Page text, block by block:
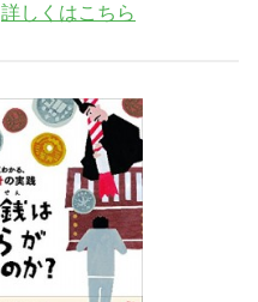
詳しくはこちら